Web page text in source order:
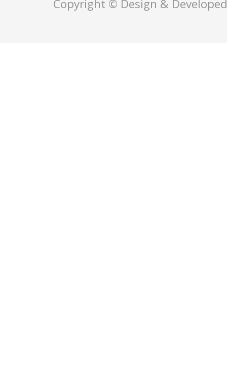
Copyright © Design &